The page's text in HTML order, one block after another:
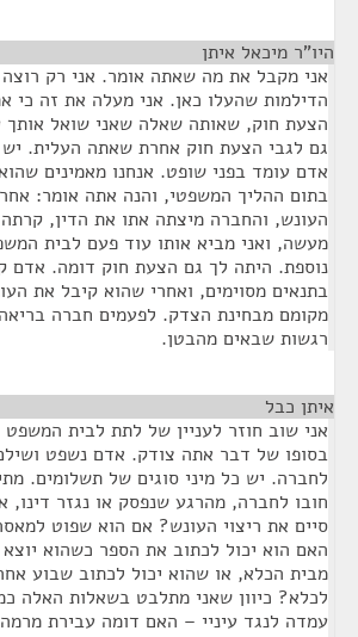
היו"ר מיכאל איתן
אני מקבל את מה שאתה אומר. אני רק
הדילמות שהעלו כאן. אני מעלה את זה כי
הצעת חוק, שאותה שאלה שאני שואל אותך
גם לגבי הצעת חוק אחרת שאתה העלית.
אדם עומד בפני שופט. אנחנו מאמינים
בתום ההליך המשפטי, והנה אתה אומר:
העונש, והחברה מיצתה אתו את הדין,
מעשה, ואני מביא אותו עוד פעם לבית
נוספת. היתה לך גם הצעת חוק דומה. אדם
בתנאים מסוימים, ואחרי שהוא קיבל את
מקומם מבחינת הצדק. לפעמים חברה
רגשות שבאים מהבטן.
איתן כבל
אני שוב חוזר לעניין של לתת לבית
בסופו של דבר אתה צודק. אדם נשפט
לחברה. יש כל מיני סוגים של תשלומים.
חובו לחברה, מהרגע שנפסק או נגזר דינו,
סיים את ריצוי העונש? אם הוא שפוט
מבית הכלא, או שהוא יכול לכתוב שבוע
לכלא? כיוון שאני מתלבט בשאלות האלה
עמדה לנגד עיניי – האם דומה עבירת